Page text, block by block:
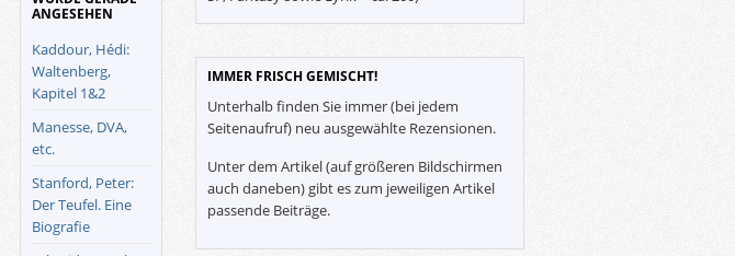
ANGESEHEN
Kaddour, Hédi:
Waltenberg,
Kapitel 1&2
Manesse, DVA,
etc.
Stanford, Peter:
Der Teufel. Eine
Biografie
IMMER FRISCH GEMISCHT!
Unterhalb finden Sie immer (bei jedem
Seitenaufruf) neu ausgewählte Rezensionen.
Unter dem Artikel (auf größeren Bildschirmen
auch daneben) gibt es zum jeweiligen Artikel
passende Beiträge.